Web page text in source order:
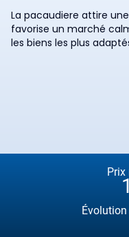
La pacaudiere attire
favorise un marché
les biens les plus
Prix